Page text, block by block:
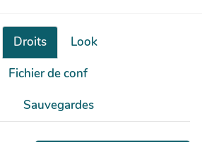
Droits
Look
Fichier de conf
Sauvegardes